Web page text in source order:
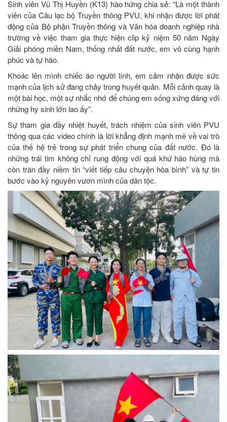
Sinh viên Vũ Thị Huyền (K13) hào hứng chia sẻ: “Là một thành
viên của Câu lạc bộ Truyền thông PVU, khi nhận được lời phát
động của Bộ phận Truyền thông và Văn hóa doanh nghiệp nhà
trường về việc tham gia thực hiện clip kỷ niệm 50 năm Ngày
Giải phóng miền Nam, thống nhất đất nước, em vô cùng hạnh
phúc và tự hào.
Khoác lên mình chiếc áo người lính, em cảm nhận được sức
mạnh của lịch sử đang chảy trong huyết quản. Mỗi cảnh quay là
một bài học, một sự nhắc nhớ để chúng em sống xứng đáng với
những hy sinh lớn lao ấy”.
Sự tham gia đầy nhiệt huyết, trách nhiệm của sinh viên PVU
thông qua các video chính là lời khẳng định mạnh mẽ về vai trò
của thế hệ trẻ trong sự phát triển chung của đất nước. Đó là
những trái tim không chỉ rung động với quá khứ hào hùng mà
còn tràn đầy niềm tin “viết tiếp câu chuyện hòa bình” và tự tin
bước vào kỷ nguyên vươn mình của dân tộc.